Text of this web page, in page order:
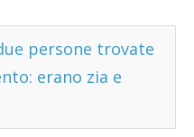
persone trovate
erano zia e